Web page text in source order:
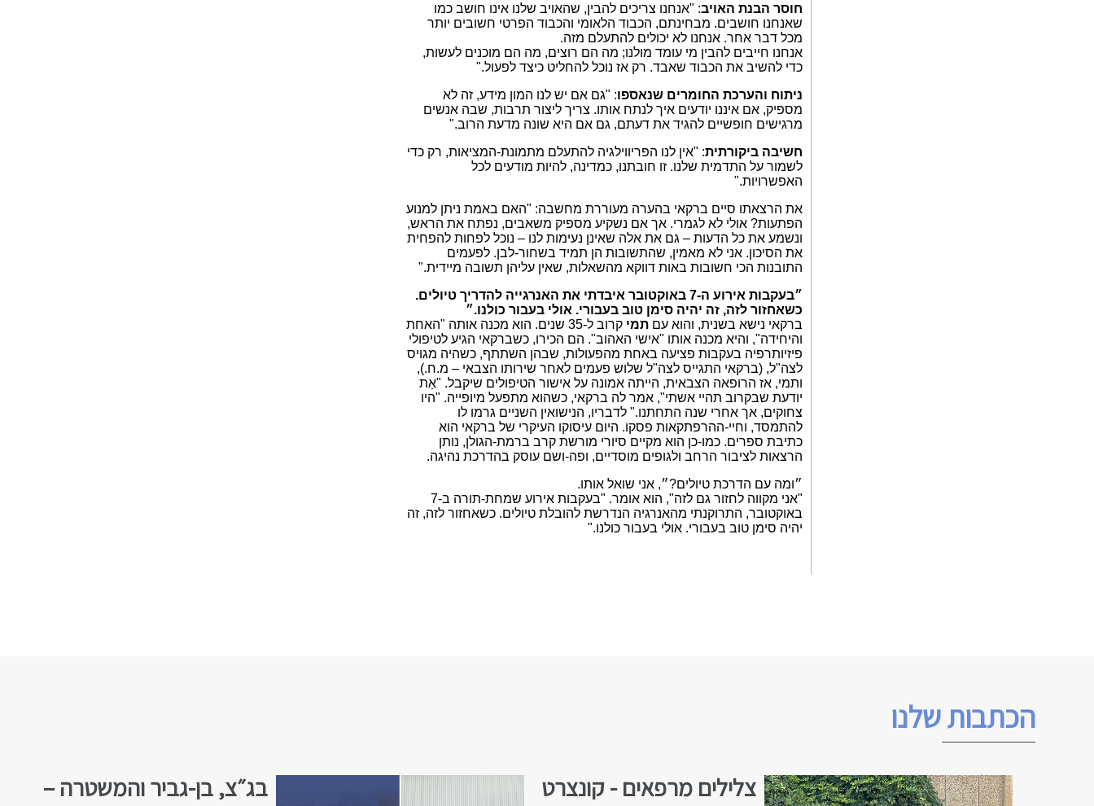
חוסר הבנת האויב: "אנחנו צריכים להבין, שהאויב שלנו אינו חושב כמו
שאנחנו חושבים. מבחינתם, הכבוד הלאומי והכבוד הפרטי חשובים יותר
מכל דבר אחר. אנחנו לא יכולים להתעלם מזה.
אנחנו חייבים להבין מי עומד מולנו; מה הם רוצים, מה הם מוכנים לעשות,
כדי להשיב את הכבוד שאבד. רק אז נוכל להחליט כיצד לפעול."
ניתוח והערכת החומרים שנאספו: "גם אם יש לנו המון מידע, זה לא
מספיק, אם איננו יודעים איך לנתח אותו. צריך ליצור תרבות, שבה אנשים
מרגישים חופשיים להגיד את דעתם, גם אם היא שונה מדעת הרוב."
חשיבה ביקורתית: "אין לנו הפריווילגיה להתעלם מתמונת-המציאות, רק כדי
לשמור על התדמית שלנו. זו חובתנו, כמדינה, להיות מודעים לכל
האפשרויות."
את הרצאתו סיים ברקאי בהערה מעוררת מחשבה: "האם באמת ניתן למנוע
הפתעות? אולי לא לגמרי. אך אם נשקיע מספיק משאבים, נפתח את הראש,
ונשמע את כל הדעות – גם את אלה שאינן נעימות לנו – נוכל לפחות להפחית
את הסיכון. אני לא מאמין, שהתשובות הן תמיד בשחור-לבן. לפעמים
התובנות הכי חשובות באות דווקא מהשאלות, שאין עליהן תשובה מיידית."
״בעקבות אירוע ה-7 באוקטובר איבדתי את האנרגייה להדריך טיולים.
כשאחזור לזה, זה יהיה סימן טוב בעבורי. אולי בעבור כולנו.״
ברקאי נישא בשנית, והוא עם תמי
קרוב ל-35 שנים. הוא מכנה אותה "האחת
והיחידה", והיא מכנה אותו "אישי האהוב". הם הכירו, כשברקאי הגיע לטיפולי
פיזיותרפיה בעקבות פציעה באחת מהפעולות, שבהן השתתף, כשהיה מגויס
לצה"ל, (ברקאי התגייס לצה"ל שלוש פעמים לאחר שירותו הצבאי – מ.ח.),
ותמי, אז הרופאה הצבאית, הייתה אמונה על אישור הטיפולים שיקבל. "אַת
יודעת שבקרוב תהיי אשתי", אמר לה ברקאי, כשהוא מתפעל מיופייה. "היו
צחוקים, אך אחרי שנה התחתנו." לדבריו, הנישואין השניים גרמו לו
להתמסד, וחיי-ההרפתקאות פסקו. היום עיסוקו העיקרי של ברקאי הוא
כתיבת ספרים. כמו-כן הוא מקיים סיורי מורשת קרב ברמת-הגולן, נותן
הרצאות לציבור הרחב ולגופים מוסדיים, ופה-ושם עוסק בהדרכת נהיגה.
״ומה עם הדרכת טיולים?״, אני שואל אותו.
"אני מקווה לחזור גם לזה", הוא אומר. "בעקבות אירוע שמחת-תורה ב-7
באוקטובר, התרוקנתי מהאנרגיה הנדרשת להובלת טיולים. כשאחזור לזה, זה
יהיה סימן טוב בעבורי. אולי בעבור כולנו."
הכתבות שלנו
צלילים מרפאים - קונצרט בג״צ, בן-גביר והמשטרה –